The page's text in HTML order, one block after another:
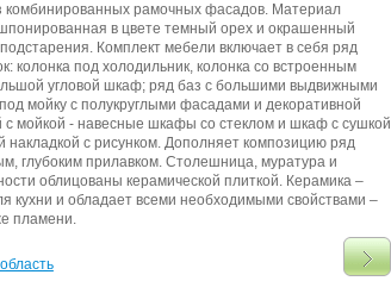
комбинированных рамочных фасадов. Материал
в цвете темный орех и окрашенный
Комплект мебели включает в себя ряд
колонка под холодильник, колонка со встроенным
угловой шкаф; ряд баз с большими выдвижными
мойку с полукруглыми фасадами и декоративной
с мойкой - навесные шкафы со стеклом и шкаф с сушкой
с рисунком. Дополняет композицию ряд
глубоким прилавком. Столешница, муратура и
облицованы керамической плиткой. Керамика –
кухни и обладает всеми необходимыми свойствами –
пламени.